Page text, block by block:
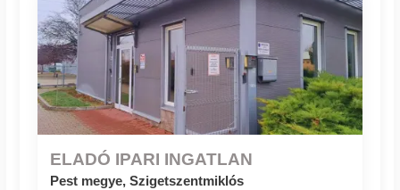
ELADÓ IPARI INGATLAN
Pest megye, Szigetszentmiklós